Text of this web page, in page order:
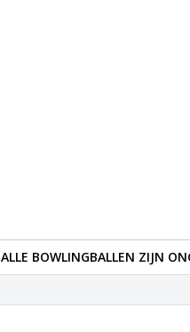
ALLE BOWLINGBALLEN ZIJN